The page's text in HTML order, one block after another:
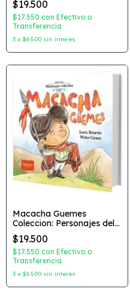
Bonavita Dibujante: Walter
Carzon Editorial: Albatros
$19.500
$17.550 con Efectivo o
Transferencia
3 x $6.500 sin interés
Macacha Guemes
Coleccion: Personajes del
Mundo Autor: Laura
Bonavita Dibujante: Walter
Carzon Editorial: Albatros
$19.500
$17.550 con Efectivo o
Transferencia
3 x $6.500 sin interés